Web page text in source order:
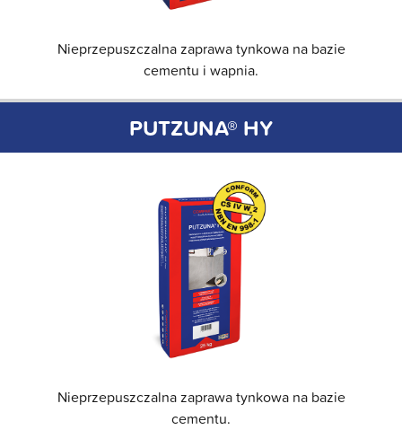
Nieprzepuszczalna zaprawa tynkowa na bazie
cementu i wapnia.
PUTZUNA® HY
Nieprzepuszczalna zaprawa tynkowa na bazie
cementu.